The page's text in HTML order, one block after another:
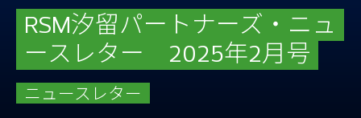
RSM汐留パートナーズ・ニュ
ースレター 2025年2月号
ニュースレター